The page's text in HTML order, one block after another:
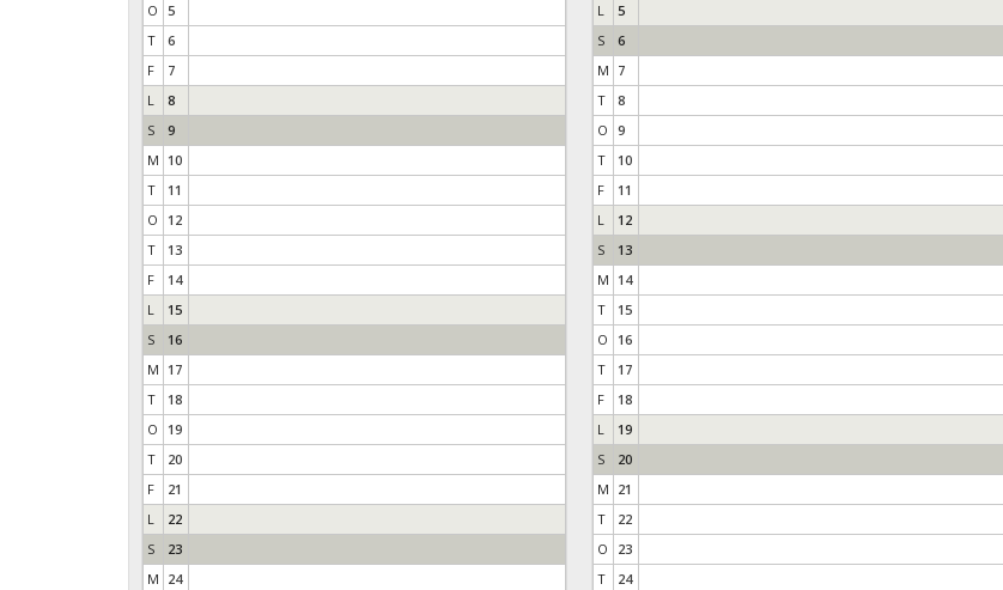
O 5
T
6
F
7
L
8
S
9
M 10
T
11
O
12
T
13
F
14
L
15
S
16
M 17
T
18
O
19
T
20
F
21
L
22
S
23
M 24
L
5
S
6
M 7
T
8
O 9
T
10
F
11
L
12
S
13
M 14
T
15
O
16
T
17
F
18
L
19
S
20
M 21
T
22
O
23
T
24